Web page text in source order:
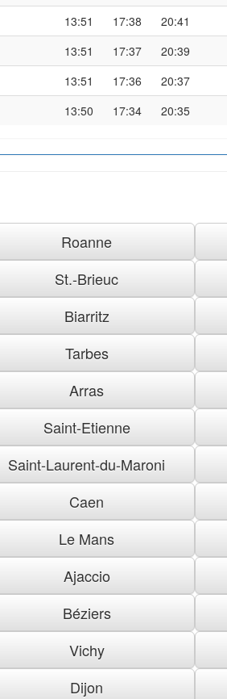
13:51 17:38 20:41
13:51 17:37 20:39
13:51 17:36 20:37
13:50 17:34 20:35
Roanne
St.-Brieuc
Biarritz
Tarbes
Arras
Saint-Etienne
Saint-Laurent-du-Maroni
Caen
Le Mans
Ajaccio
Béziers
Vichy
Dijon